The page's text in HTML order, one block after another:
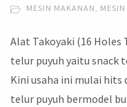
MESIN MAKANAN,
Alat Takoyaki (16 Holes
telur puyuh yaitu snack
Kini usaha ini mulai hits
telur puyuh bermodel